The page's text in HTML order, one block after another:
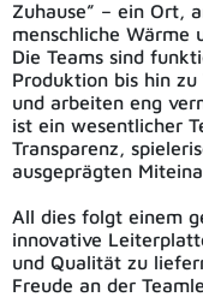
Zuhause” – ein Ort,
menschliche Wärme
Die Teams sind
Produktion bis hin
und arbeiten eng
ist ein wesentlicher
Transparenz,
ausgeprägten
All dies folgt einem
innovative
und Qualität zu
Freude an der